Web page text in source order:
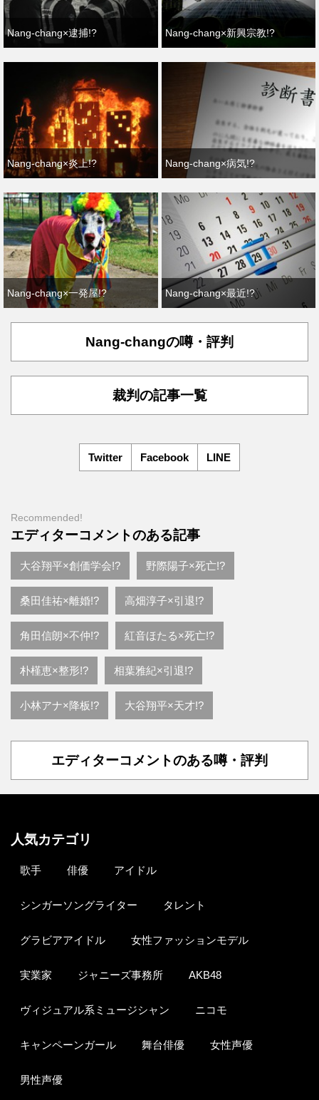
Nang-chang×逮捕!? Nang-chang×新興宗教!?
Nang-chang×炎上!? Nang-chang×病気!?
Nang-chang×一発屋!? Nang-chang×最近!?
Nang-changの噂・評判
裁判の記事一覧
Twitter Facebook LINE
Recommended!
エディターコメントのある記事
大谷翔平×創価学会!? 野際陽子×死亡!?
桑田佳祐×離婚!? 高畑淳子×引退!?
角田信朗×不仲!? 紅音ほたる×死亡!?
朴槿恵×整形!? 相葉雅紀×引退!?
小林アナ×降板!? 大谷翔平×天才!?
エディターコメントのある噂・評判
人気カテゴリ
歌手 俳優 アイドル
シンガーソングライター タレント
グラビアアイドル 女性ファッションモデル
実業家 ジャニーズ事務所 AKB48
ヴィジュアル系ミュージシャン ニコモ
キャンペーンガール 舞台俳優 女性声優
男性声優